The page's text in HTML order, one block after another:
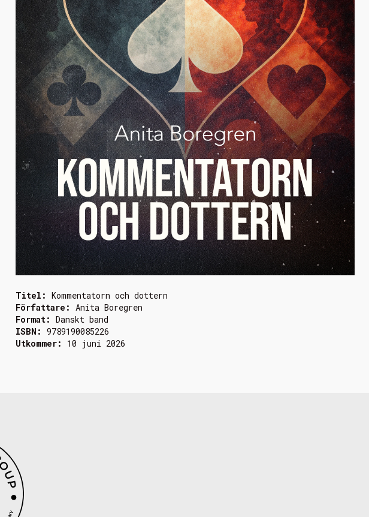
Titel: Kommentatorn och dottern
Författare: Anita Boregren
Format: Danskt band
ISBN: 9789190085226
Utkommer: 10 juni 2026